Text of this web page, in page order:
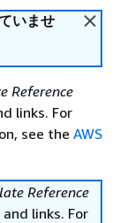
いませ
Reference
links. For
see the AWS
Reference
links. For